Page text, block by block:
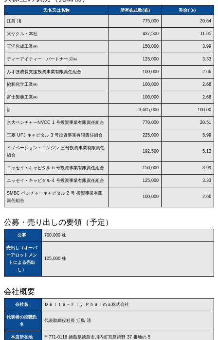
氏名又は名称 所有株式数(株) 割合(％)
江島 淸 775,000 20.64
㈱ヤクルト本社 437,500 11.65
三洋化成工業㈱ 150,000 3.99
ディーアイティー・パートナーズ㈱ 125,000 3.33
みずほ成長支援投資事業有限責任組合 100,000 2.66
協和化学工業㈱ 100,000 2.66
富士製薬工業㈱ 100,000 2.66
計 3,605,000 100.00
京大ベンチャーNVCC 1 号投資事業有限責任組合 770,000 20.51
三菱 UFJ キャピタル 3 号投資事業有限責任組合 225,000 5.99
イノベーション・エンジン 三号投資事業有限責任
組合
192,500 5.13
ニッセイ・キャピタル 6 号投資事業有限責任組合 150,000 3.99
ニッセイ・キャピタル 4 号投資事業有限責任組合 125,000 3.33
SMBC ベンチャーキャピタル 2 号 投資事業有限
責任組合
100,000 2.66
公募・売り出しの要領（予定）
公募 700,000 株
売出し（オーバ
ーアロットメン
トによる売出
し）
105,000 株
会社概要
会社名 Ｄｅｌｔａ－Ｆｌｙ Ｐｈａｒｍａ株式会社
代表者の役職氏
名
代表取締役社長 江島 淸
本店所在地 〒771‐0116 徳島県徳島市川内町宮島錦野 37 番地の 5